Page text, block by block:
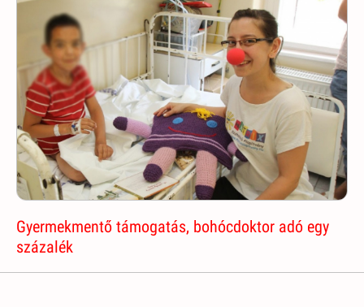
Gyermekmentő támogatás, bohócdoktor adó egy
százalék